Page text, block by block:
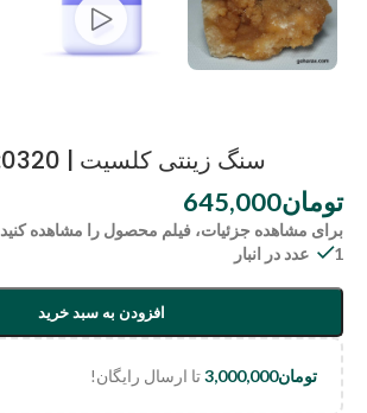
سنگ زینتی کلسیت | code:0320
تومان645,000
برای مشاهده جزئیات، فیلم محصول را مشاهده کنید
1 عدد در انبار
افزودن به سبد خرید
تومان3,000,000تا ارسال رایگان!